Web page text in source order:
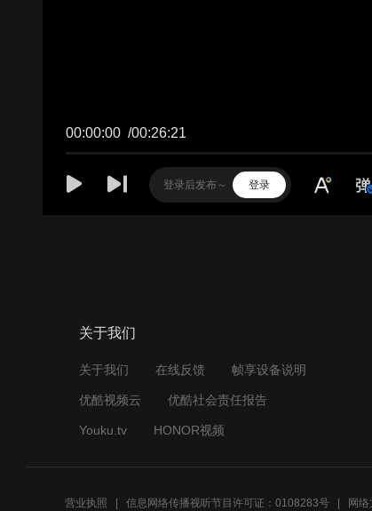
00:00:00 /00:26:21
登录
关于我们
关于我们 在线反馈 帧享设备说明
优酷视频云 优酷社会责任报告
Youku.tv HONOR视频
营业执照 信息网络传播视听节目许可证：0108283号 网